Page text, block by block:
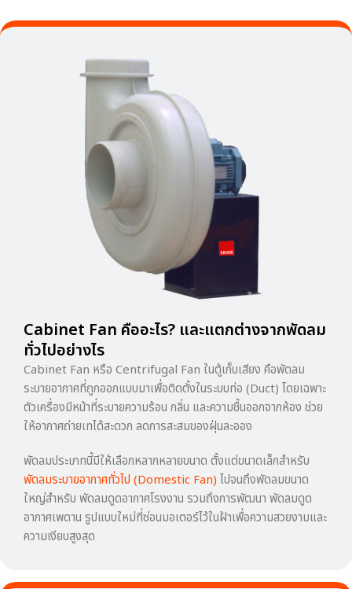
Cabinet Fan คืออะไร? และแตกต่างจากพัดลม
ทั่วไปอย่างไร
Cabinet Fan หรือ Centrifugal Fan ในตู้เก็บเสียง คือพัดลม
ระบายอากาศที่ถูกออกแบบมาเพื่อติดตั้งในระบบท่อ (Duct) โดยเฉพาะ
ตัวเครื่องมีหน้าที่ระบายความร้อน กลิ่น และความชื้นออกจากห้อง ช่วย
ให้อากาศถ่ายเทได้สะดวก ลดการสะสมของฝุ่นละออง
พัดลมประเภทนี้มีให้เลือกหลากหลายขนาด ตั้งแต่ขนาดเล็กสำหรับ
พัดลมระบายอากาศทั่วไป (Domestic Fan) ไปจนถึงพัดลมขนาด
ใหญ่สำหรับ พัดลมดูดอากาศโรงงาน รวมถึงการพัฒนา พัดลมดูด
อากาศเพดาน รูปแบบใหม่ที่ซ่อนมอเตอร์ไว้ในฝ้าเพื่อความสวยงามและ
ความเงียบสูงสุด